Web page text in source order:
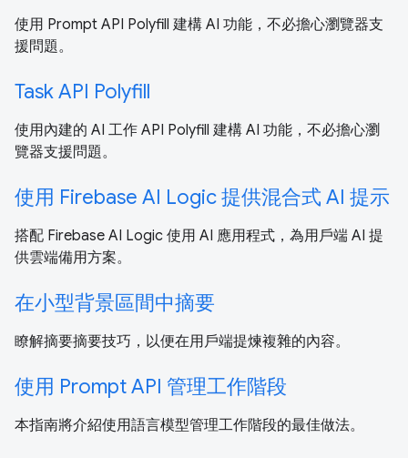
使用 Prompt API Polyfill 建構 AI 功能，不必擔心瀏覽器支
援問題。
Task API Polyfill
使用內建的 AI 工作 API Polyfill 建構 AI 功能，不必擔心瀏
覽器支援問題。
使用 Firebase AI Logic 提供混合式 AI 提示
搭配 Firebase AI Logic 使用 AI 應用程式，為用戶端 AI 提
供雲端備用方案。
在小型背景區間中摘要
瞭解摘要摘要技巧，以便在用戶端提煉複雜的內容。
使用 Prompt API 管理工作階段
本指南將介紹使用語言模型管理工作階段的最佳做法。